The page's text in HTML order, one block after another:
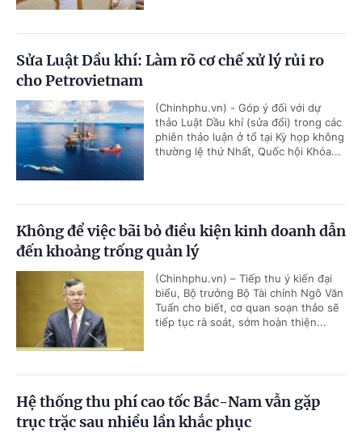
Sửa Luật Dầu khí: Làm rõ cơ chế xử lý rủi ro
cho Petrovietnam
(Chinhphu.vn) - Góp ý đối với dự
thảo Luật Dầu khí (sửa đổi) trong các
phiên thảo luận ở tổ tại Kỳ họp không
thường lệ thứ Nhất, Quốc hội Khóa...
Không để việc bãi bỏ điều kiện kinh doanh dẫn
đến khoảng trống quản lý
(Chinhphu.vn) – Tiếp thu ý kiến đại
biểu, Bộ trưởng Bộ Tài chính Ngô Văn
Tuấn cho biết, cơ quan soạn thảo sẽ
tiếp tục rà soát, sớm hoàn thiện...
Hệ thống thu phí cao tốc Bắc-Nam vẫn gặp
trục trặc sau nhiều lần khắc phục